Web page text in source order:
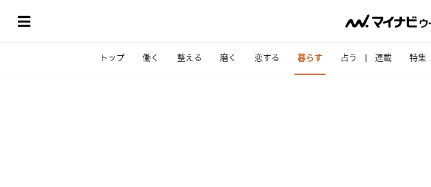
トップ 働く 整える 磨く 恋する 暮らす 占う 連載 特集